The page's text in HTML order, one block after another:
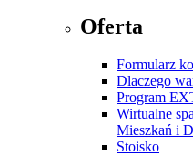
Oferta
Formularz
Dlaczego
Program
Wirtualne
Mieszkań i
Stoisko